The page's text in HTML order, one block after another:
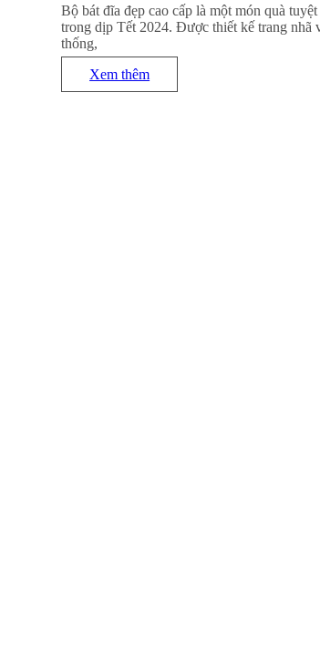
Bộ bát đĩa đẹp cao cấp là một món quà
trong dịp Tết 2024. Được thiết kế trang nhã
thống,
Xem thêm